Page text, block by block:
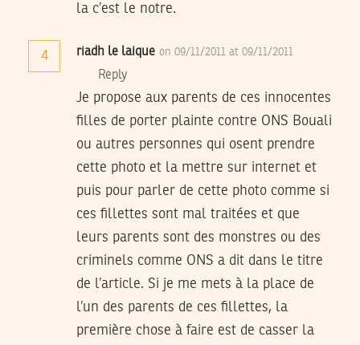
la c’est le notre.
4 riadh le laique on 09/11/2011 at 09/11/2011
Reply
Je propose aux parents de ces innocentes
filles de porter plainte contre ONS Bouali
ou autres personnes qui osent prendre
cette photo et la mettre sur internet et
puis pour parler de cette photo comme si
ces fillettes sont mal traitées et que
leurs parents sont des monstres ou des
criminels comme ONS a dit dans le titre
de l’article. Si je me mets à la place de
l’un des parents de ces fillettes, la
première chose à faire est de casser la